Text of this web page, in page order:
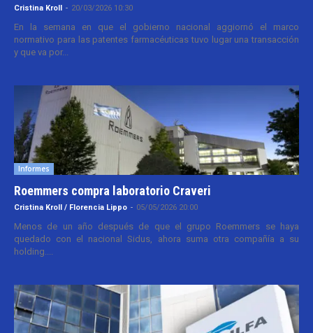
Cristina Kroll - 20/03/2026 10:30
En la semana en que el gobierno nacional aggiornó el marco
normativo para las patentes farmacéuticas tuvo lugar una transacción
y que va por...
Informes
Roemmers compra laboratorio Craveri
Cristina Kroll / Florencia Lippo - 05/05/2026 20:00
Menos de un año después de que el grupo Roemmers se haya
quedado con el nacional Sidus, ahora suma otra compañía a su
holding....